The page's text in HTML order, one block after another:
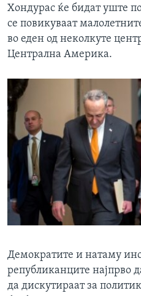
Хондурас ќе бидат уште
се повикуваат
во еден од неколкуте
Централна Америка.
Демократите и натаму
републиканците најпрво
да дискутираат за